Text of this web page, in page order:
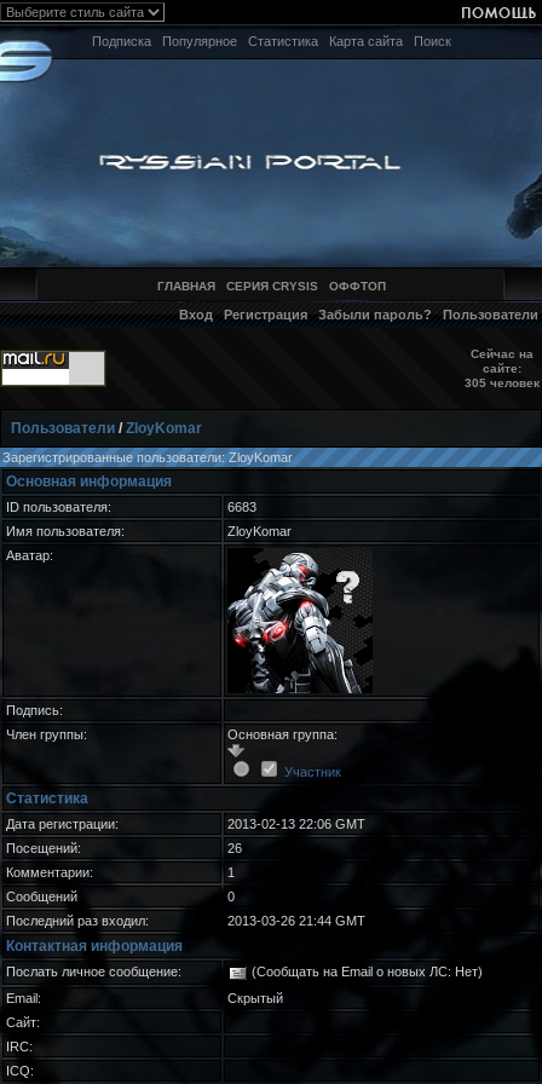
Подписка Популярное Статистика Карта сайта Поиск
ГЛАВНАЯ СЕРИЯ CRYSIS ОФФТОП
Вход Регистрация Забыли пароль? Пользователи
Сейчас на
сайте:
305 человек
Пользователи /ZloyKomar
Зарегистрированные пользователи: ZloyKomar
Основная информация
ID пользователя:
6683
Имя пользователя:
ZloyKomar
Аватар:
Подпись:
Член группы:
Основная группа:
Участник
Статистика
Дата регистрации:
2013-02-13 22:06 GMT
Посещений:
26
Комментарии:
1
Сообщений
0
Последний раз входил:
2013-03-26 21:44 GMT
Контактная информация
Послать личное сообщение:
(Сообщать на Email о новых ЛС: Нет)
Email:
Скрытый
Сайт:
IRC:
ICQ: